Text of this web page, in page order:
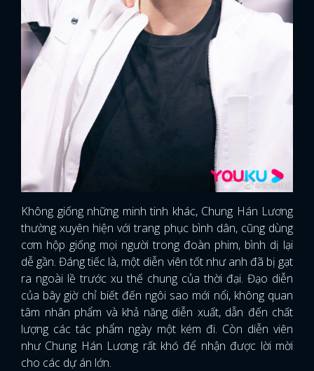
Không giống những minh tinh khác, Chung Hán Lương
thường xuyên hiện với trang phục bình dân, cũng dùng
cơm hộp giống mọi người trong đoàn phim, bình dị lại
dễ gần. Đáng tiếc là, một diễn viên tốt như anh đã bị gạt
ra ngoài lề trước xu thế chung của thời đại. Đạo diễn
của bây giờ chỉ biết đến ngôi sao mới nổi, không quan
tâm nhân phẩm và khả năng diễn xuất, dẫn đến chất
lượng các tác phẩm ngày một kém đi. Còn diễn viên
như Chung Hán Lương rất khó để nhận được lời mời
cho các dự án lớn.